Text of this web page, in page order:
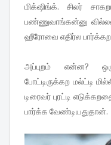
மிக்‌ஷிங்க். சிலர்
பண்ணுவாங்கன்னு
ஹீரோவை எதிர்ல
அப்புறம் என்ன?
போட்டிருக்கற மல்ட்டி
டிரைவர் புரட்டி
பார்க்க வேண்டியதுதான்.